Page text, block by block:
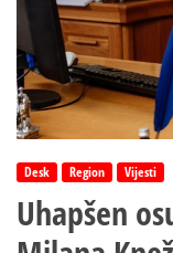
Desk Region Vijesti
Uhapšen